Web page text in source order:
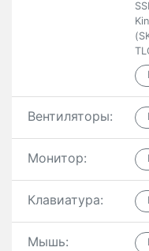
Вентиляторы:
Монитор:
Клавиатура:
Мышь: